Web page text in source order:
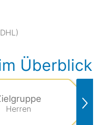
Überblick
Herren